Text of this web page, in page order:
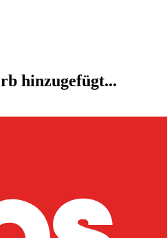
hinzugefügt...